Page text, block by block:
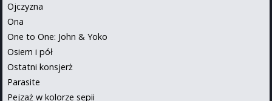
Ojczyzna
Ona
One to One: John & Yoko
Osiem i pół
Ostatni konsjerż
Parasite
Pejzaż w kolorze sepii